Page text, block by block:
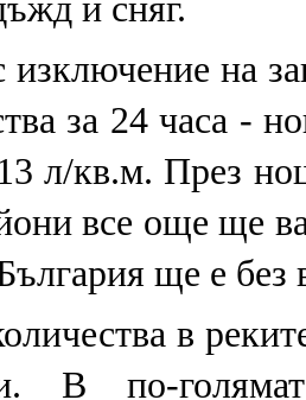
и сняг.
изключение на
за 24 часа -
л/кв.м. През
все още ще
ще е без
в
В по-